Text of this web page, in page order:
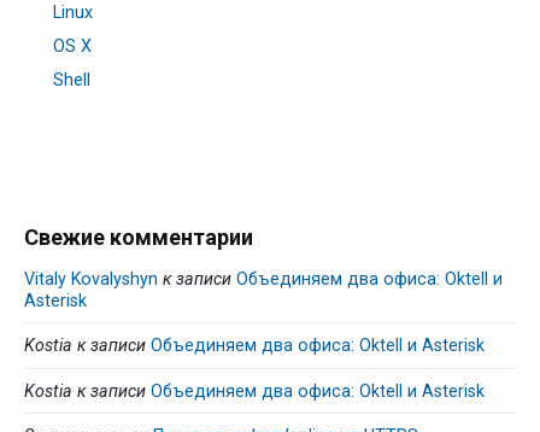
Linux
OS X
Shell
Свежие комментарии
Vitaly Kovalyshyn к записи Объединяем два офиса: Oktell и
Asterisk
Kostia к записи Объединяем два офиса: Oktell и Asterisk
Kostia к записи Объединяем два офиса: Oktell и Asterisk